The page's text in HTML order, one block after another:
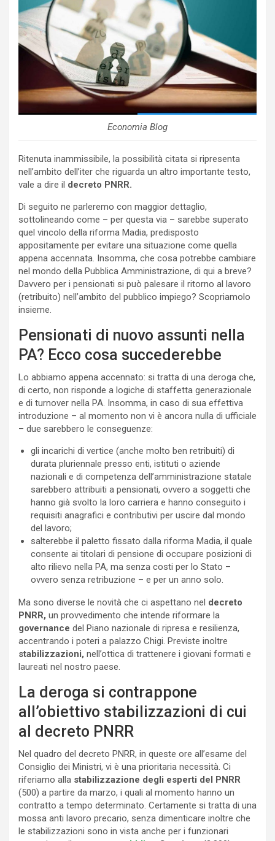
Economia Blog
Ritenuta inammissibile, la possibilità citata si ripresenta
nell’ambito dell’iter che riguarda un altro importante testo,
vale a dire il decreto PNRR.
Di seguito ne parleremo con maggior dettaglio,
sottolineando come – per questa via – sarebbe superato
quel vincolo della riforma Madia, predisposto
appositamente per evitare una situazione come quella
appena accennata. Insomma, che cosa potrebbe cambiare
nel mondo della Pubblica Amministrazione, di qui a breve?
Davvero per i pensionati si può palesare il ritorno al lavoro
(retribuito) nell’ambito del pubblico impiego? Scopriamolo
insieme.
Pensionati di nuovo assunti nella
PA? Ecco cosa succederebbe
Lo abbiamo appena accennato: si tratta di una deroga che,
di certo, non risponde a logiche di staffetta generazionale
e di turnover nella PA. Insomma, in caso di sua effettiva
introduzione – al momento non vi è ancora nulla di ufficiale
– due sarebbero le conseguenze:
gli incarichi di vertice (anche molto ben retribuiti) di
durata pluriennale presso enti, istituti o aziende
nazionali e di competenza dell’amministrazione statale
sarebbero attribuiti a pensionati, ovvero a soggetti che
hanno già svolto la loro carriera e hanno conseguito i
requisiti anagrafici e contributivi per uscire dal mondo
del lavoro;
salterebbe il paletto fissato dalla riforma Madia, il quale
consente ai titolari di pensione di occupare posizioni di
alto rilievo nella PA, ma senza costi per lo Stato –
ovvero senza retribuzione – e per un anno solo.
Ma sono diverse le novità che ci aspettano nel decreto
PNRR, un provvedimento che intende riformare la
governance del Piano nazionale di ripresa e resilienza,
accentrando i poteri a palazzo Chigi. Previste inoltre
stabilizzazioni, nell’ottica di trattenere i giovani formati e
laureati nel nostro paese.
La deroga si contrappone
all’obiettivo stabilizzazioni di cui
al decreto PNRR
Nel quadro del decreto PNRR, in queste ore all’esame del
Consiglio dei Ministri, vi è una prioritaria necessità. Ci
riferiamo alla stabilizzazione degli esperti del PNRR
(500) a partire da marzo, i quali al momento hanno un
contratto a tempo determinato. Certamente si tratta di una
mossa anti lavoro precario, senza dimenticare inoltre che
le stabilizzazioni sono in vista anche per i funzionari